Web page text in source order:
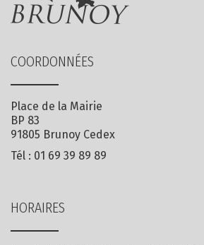
COORDONNÉES
Place de la Mairie
BP 83
91805 Brunoy Cedex
Tél : 01 69 39 89 89
HORAIRES